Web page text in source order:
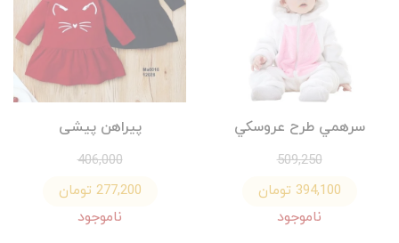
سرهمي طرح عروسكي
509,250
394,100 تومان
ناموجود
پیراهن پیشی
406,000
277,200 تومان
ناموجود